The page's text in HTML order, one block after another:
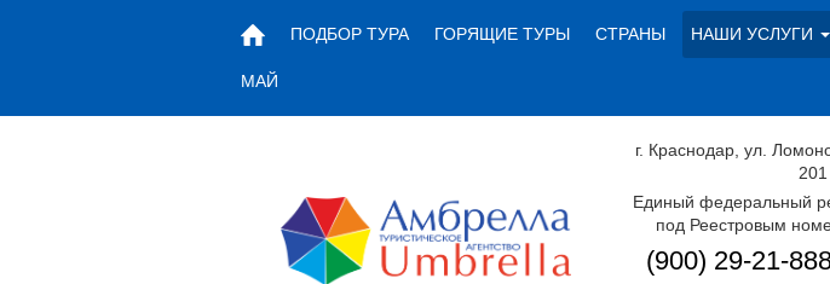
ПОДБОР ТУРА ГОРЯЩИЕ ТУРЫ СТРАНЫ НАШИ УСЛУГИ
МАЙ
г. Краснодар, ул.
201
Единый федеральный
под Реестровым
(900) 29-21-